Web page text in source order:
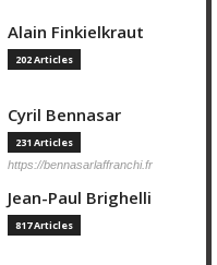
Alain Finkielkraut
202 Articles
Cyril Bennasar
231 Articles
https://bennasarlaffranchi.fr
Jean-Paul Brighelli
817 Articles